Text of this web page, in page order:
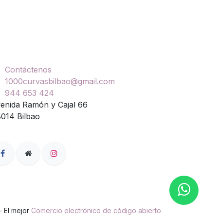
Contáctenos
1000curvasbilbao@gmail.com
944 653 424
Ramón y Cajal 66
Bilbao
El mejor Comercio electrónico de código abierto